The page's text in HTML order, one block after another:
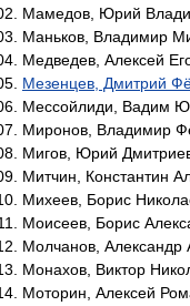
Мамедов, Юрий
Маньков, Владимир
Медведев, Алексей
Мезенцев, Дмитрий
Мессойлиди, Вадим
Миронов, Владимир
Мигов, Юрий
Митчин, Константин
Михеев, Борис
Моисеев, Борис
Молчанов, Александр
Монахов, Виктор
Моторин, Алексей